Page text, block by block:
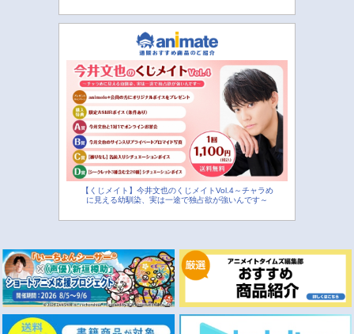
【くじメイト】今井文也のくじメイトVol.4～チャラめ
に見える幼馴染、実は一途で独占欲が強いんです～